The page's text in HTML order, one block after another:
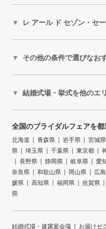
レ アール ド セゾン・セ
その他の条件で選びなお
結婚式場・挙式を他のエ
全国のブライダルフェアを
北海道 青森県 岩手県 宮城県
県
埼玉県 千葉県 東京都
長野県
静岡県 岐阜県 愛
奈良県
和歌山県 岡山県 広
媛県
高知県 福岡県 佐賀県
県
結婚式場・披露宴会場 お届けゼ